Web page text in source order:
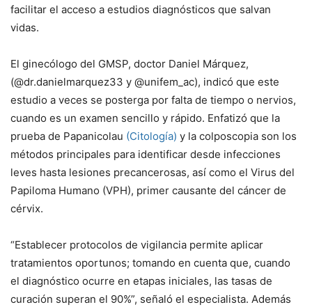
facilitar el acceso a estudios diagnósticos que salvan
vidas.
El ginecólogo del GMSP, doctor Daniel Márquez,
(@dr.danielmarquez33 y @unifem_ac), indicó que este
estudio a veces se posterga por falta de tiempo o nervios,
cuando es un examen sencillo y rápido. Enfatizó que la
prueba de Papanicolau (Citología) y la colposcopia son los
métodos principales para identificar desde infecciones
leves hasta lesiones precancerosas, así como el Virus del
Papiloma Humano (VPH), primer causante del cáncer de
cérvix.
“Establecer protocolos de vigilancia permite aplicar
tratamientos oportunos; tomando en cuenta que, cuando
el diagnóstico ocurre en etapas iniciales, las tasas de
curación superan el 90%”, señaló el especialista. Además